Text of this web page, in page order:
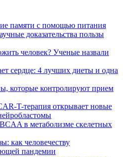
памяти с помощью питания
доказательства пользы
человек? Ученые назвали
сердце: 4 лучших диеты и одна
которые контролируют прием
T-терапия открывает новые
в метаболизме скелетных
как человечеству
пандемии